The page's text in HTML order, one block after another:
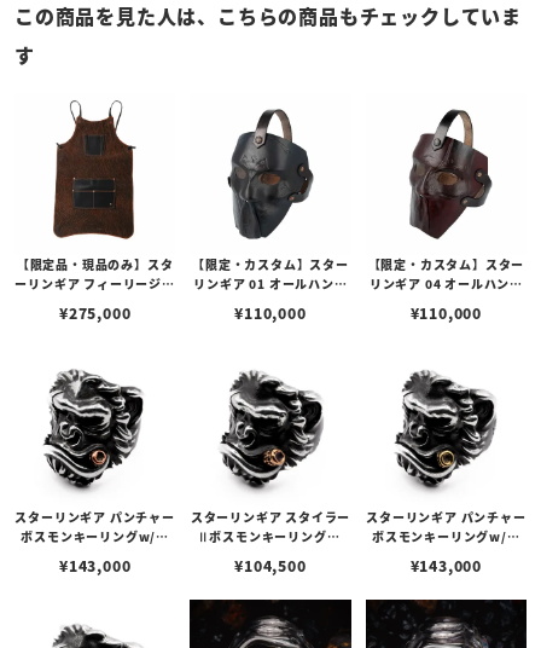
この商品を見た人は、こちらの商品もチェックしていま
す
【限定品・現品のみ】スタ
ーリンギア フィーリージェ
ンビルフォールド w/スカ
¥275,000
【限定・カスタム】スター
リンギア 01 オールハンド
タンプ/ブラック
¥110,000
【限定・カスタム】スター
リンギア 04 オールハンド
タンプ/レッドブラウン
¥110,000
スターリンギア パンチャー
ボスモンキーリングw/コ
¥143,000
スターリンギア スタイラー
Ⅱボスモンキーリングw/
¥104,500
スターリンギア パンチャー
ボスモンキーリングw/ブ
¥143,000